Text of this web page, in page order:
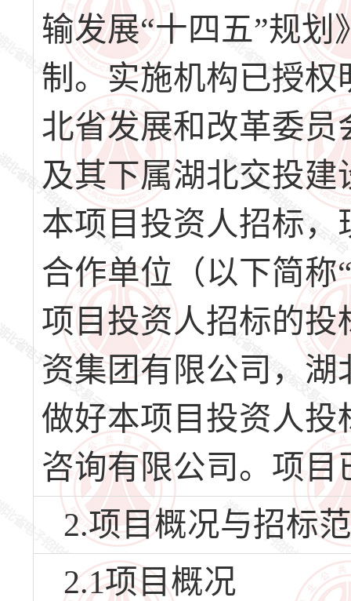
输发展“十四五”规
制。实施机构已授
北省发展和改革委
及其下属湖北交投
本项目投资人招标
合作单位（以下简称
项目投资人招标的
资集团有限公司，
做好本项目投资人
咨询有限公司。项
2.项目概况与招标
2.1项目概况